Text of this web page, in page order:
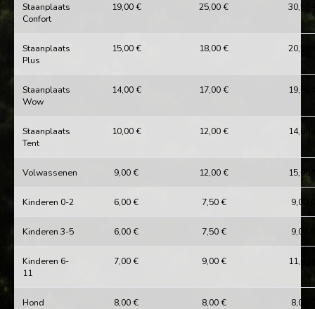
Staanplaats
Confort
19,00 € 25,00 € 30,50
Staanplaats
Plus
15,00 € 18,00 € 20,50
Staanplaats
Wow
14,00 € 17,00 € 19,00
Staanplaats
Tent
10,00 € 12,00 € 14,00
Volwassenen 9,00 € 12,00 € 15,00
Kinderen 0-2 6,00 € 7,50 € 9,00 €
Kinderen 3-5 6,00 € 7,50 € 9,00 €
Kinderen 6-
11
7,00 € 9,00 € 11,00
Hond 8,00 € 8,00 € 8,00 €